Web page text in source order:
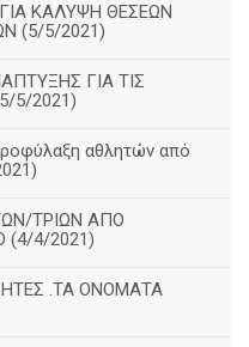
ΚΑΛΥΨΗ ΘΕΣΕΩΝ
(5/5/2021)
ΓΙΑ ΤΙΣ
5/2021)
αθλητών από
ΤΡΙΩΝ ΑΠΟ
(4/4/2021)
.ΤΑ ΟΝΟΜΑΤΑ